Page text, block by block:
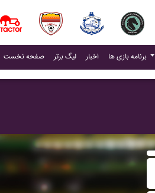
صفحه نخست لیگ برتر اخبار(current) برنامه بازی ها